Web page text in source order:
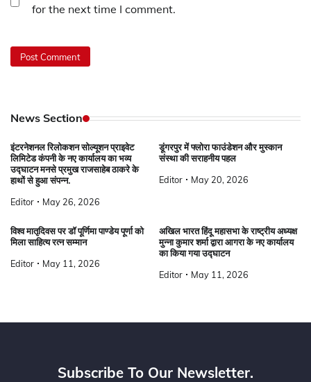
for the next time I comment.
News Section
इंटरनेशनल रिलोकशन सोल्यूशन प्राइवेट
लिमिटेड कंपनी के नए कार्यालय का भव्य
उद्घाटन मनसे प्रमुख राजसाहेब ठाकरे के
हाथों से हुआ संपन्न.
Editor May 26, 2026
डूंगरपुर में फ्लोरा फाउंडेशन और मुस्कान
संस्था की सराहनीय पहल
Editor May 20, 2026
विश्व मातृदिवस पर डॉ पूर्णिमा पाण्डेय पूर्णा को
मिला साहित्य रत्न सम्मान
Editor May 11, 2026
अखिल भारत हिंदू महासभा के राष्ट्रीय अध्यक्ष
मुन्ना कुमार शर्मा द्वारा आगरा के नए कार्यालय
का किया गया उद्घाटन
Editor May 11, 2026
Subscribe To Our Newsletter.